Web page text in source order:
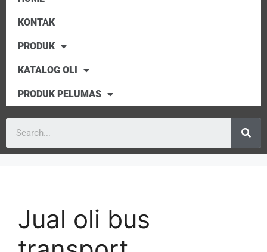
KONTAK
PRODUK
KATALOG OLI
PRODUK PELUMAS
Jual oli bus